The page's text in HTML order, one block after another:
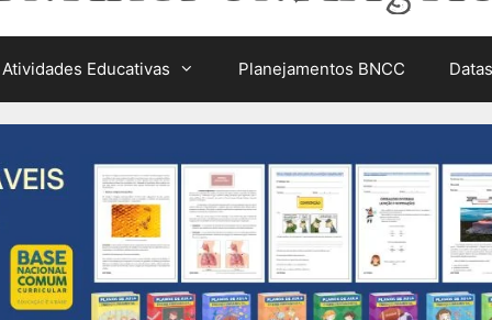
Atividades Educativas Planejamentos BNCC